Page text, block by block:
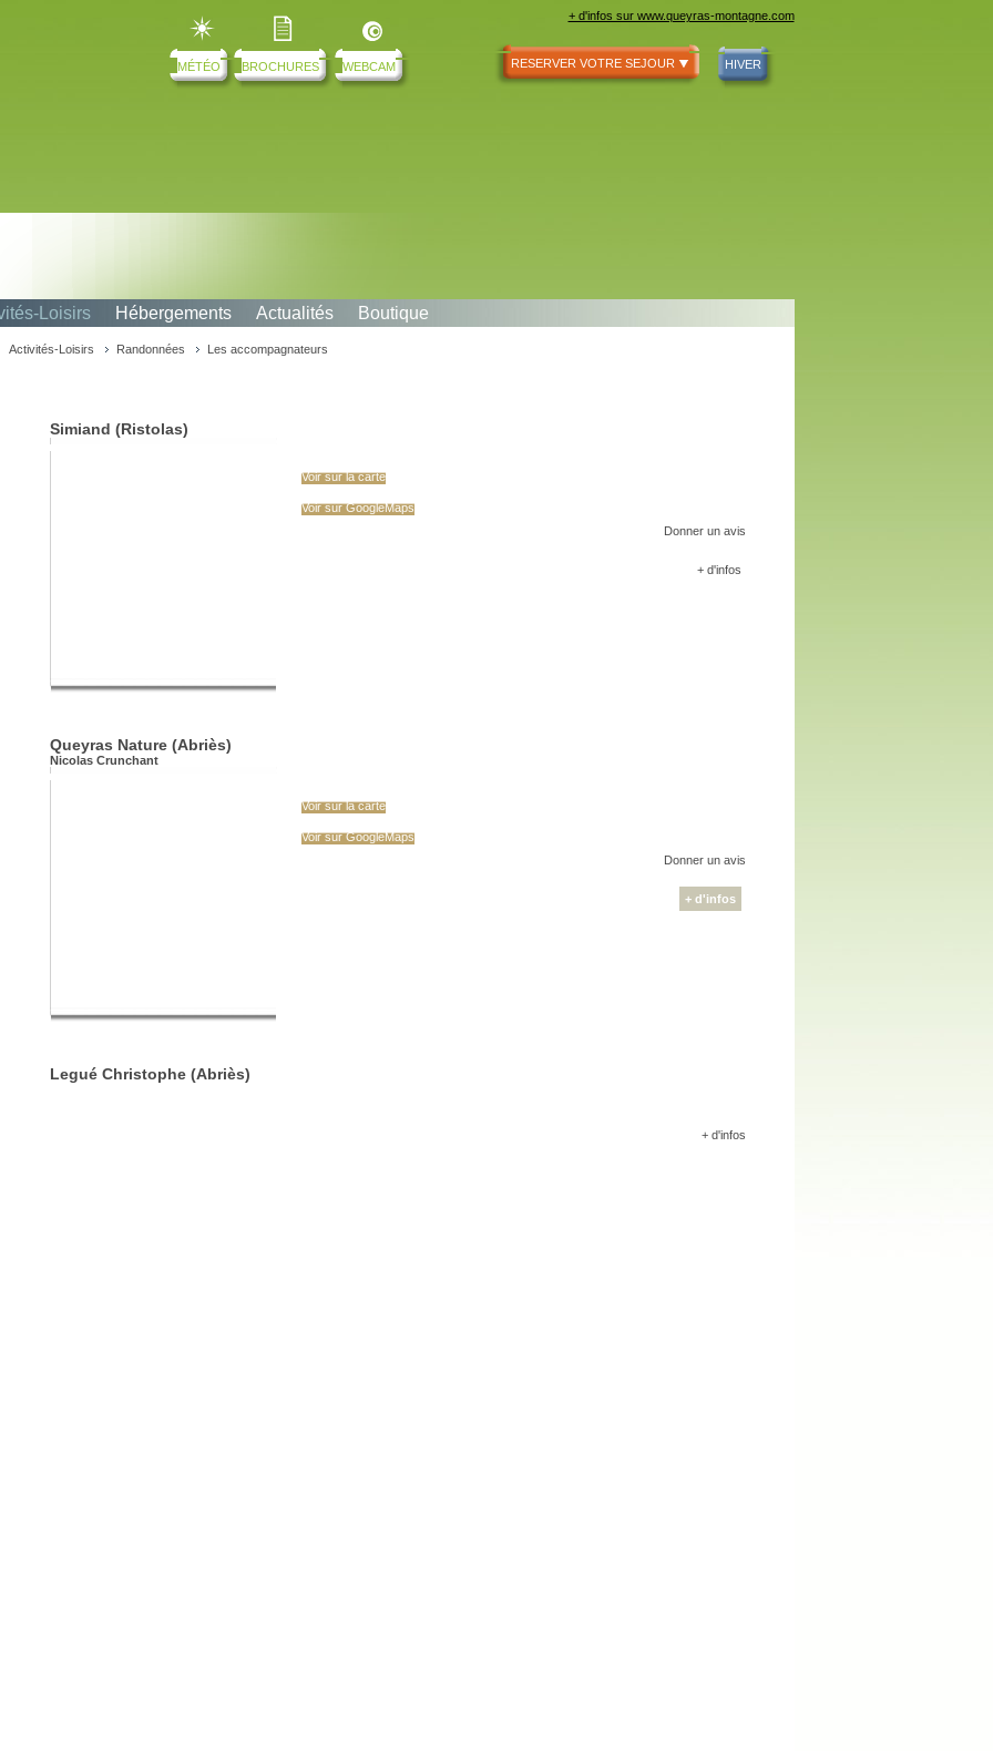
+ d'infos sur www.queyras-montagne.com
WEBCAM
BROCHURES
MÉTÉO HIVER
RESERVER VOTRE SEJOUR
Loisirs Hébergements Actualités Boutique
Activités-Loisirs Randonnées Les accompagnateurs
Simiand (Ristolas)
Voir sur la carte
Voir sur GoogleMaps
Donner un avis
+ d'infos
Queyras Nature (Abriès)
Nicolas Crunchant
Voir sur la carte
Voir sur GoogleMaps
Donner un avis
+ d'infos
Legué Christophe (Abriès)
+ d'infos